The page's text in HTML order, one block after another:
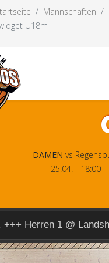
Mannschaften
U18m
DAMEN vs
25.04. - 18:00
+++ Herren 1 @